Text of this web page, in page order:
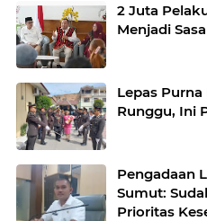
2 Juta
Menjadi
Lepas
Runggu, Ini
Pengadaan
Sumut:
Prioritas